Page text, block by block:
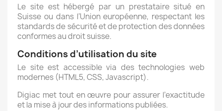
Le site est hébergé par un prestataire situé en
Suisse ou dans l’Union européenne, respectant les
standards de sécurité et de protection des données
conformes au droit suisse.
Conditions d’utilisation du site
Le site est accessible via des technologies web
modernes (HTML5, CSS, Javascript).
Digiac met tout en œuvre pour assurer l’exactitude
et la mise à jour des informations publiées.